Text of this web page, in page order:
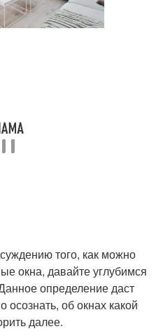
того, как можно
окна, давайте углубимся
определение даст
об окнах какой
далее.